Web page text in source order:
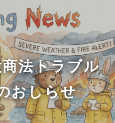
法トラブル
おしらせ